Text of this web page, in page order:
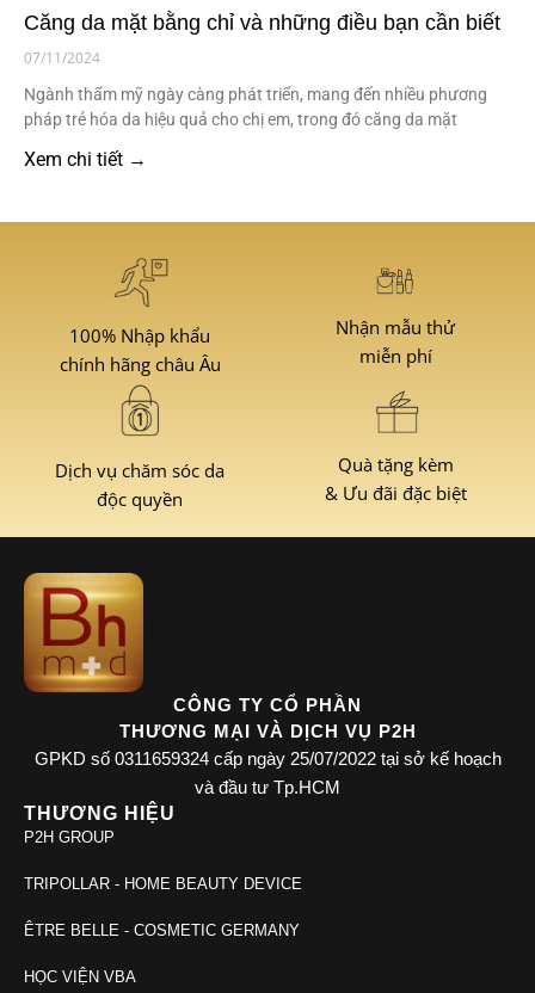
Căng da mặt bằng chỉ và những điều bạn cần biết
07/11/2024
Ngành thẩm mỹ ngày càng phát triển, mang đến nhiều phương
pháp trẻ hóa da hiệu quả cho chị em, trong đó căng da mặt
Xem chi tiết →
100% Nhập khẩu
chính hãng châu Âu
Nhận mẫu thử
miễn phí
Dịch vụ chăm sóc da
độc quyền
Quà tặng kèm
& Ưu đãi đặc biệt
CÔNG TY CỔ PHẦN
THƯƠNG MẠI VÀ DỊCH VỤ P2H
GPKD số 0311659324 cấp ngày 25/07/2022 tại sở kế hoạch
và đầu tư Tp.HCM
THƯƠNG HIỆU
P2H GROUP
TRIPOLLAR - HOME BEAUTY DEVICE
ÊTRE BELLE - COSMETIC GERMANY
HỌC VIỆN VBA